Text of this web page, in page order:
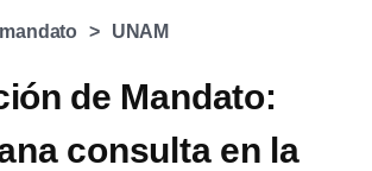
UNAM
de Mandato:
consulta en la